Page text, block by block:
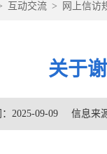
互动交流 > 网上信访
关于
2025-09-09 信息来